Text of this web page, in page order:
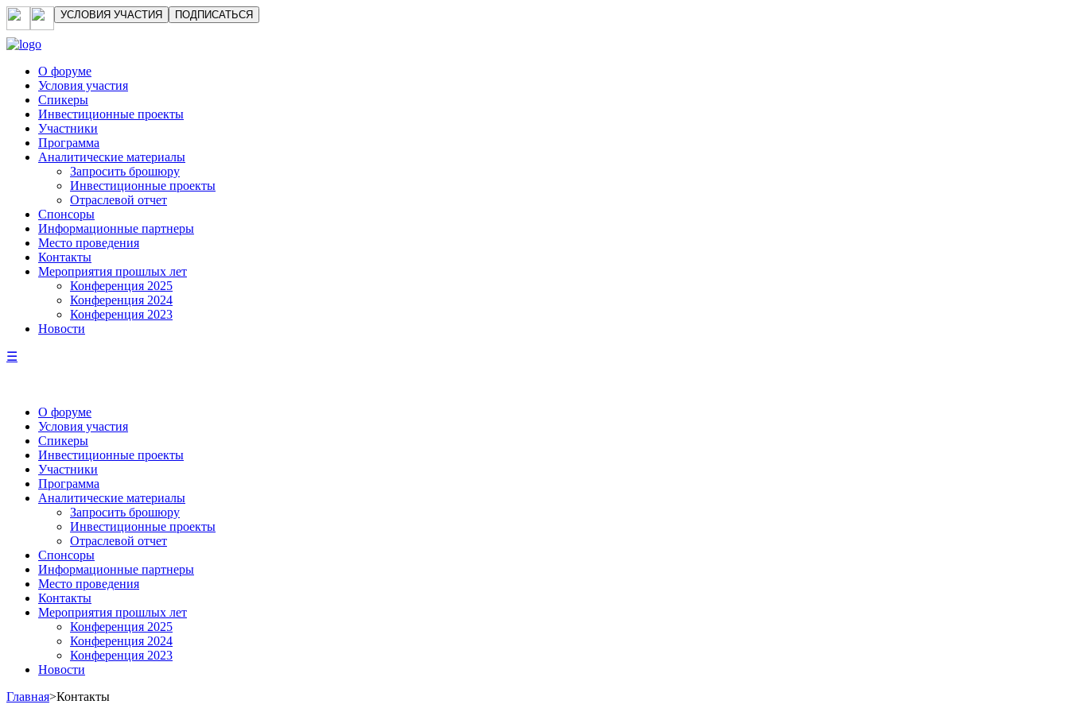
УСЛОВИЯ УЧАСТИЯ ПОДПИСАТЬСЯ
О форуме
Условия участия
Спикеры
Инвестиционные проекты
Участники
Программа
Аналитические материалы
Запросить брошюру
Инвестиционные проекты
Отраслевой отчет
Спонсоры
Информационные партнеры
Место проведения
Контакты
Мероприятия прошлых лет
Конференция 2025
Конференция 2024
Конференция 2023
Новости
☰
О форуме
Условия участия
Спикеры
Инвестиционные проекты
Участники
Программа
Аналитические материалы
Запросить брошюру
Инвестиционные проекты
Отраслевой отчет
Спонсоры
Информационные партнеры
Место проведения
Контакты
Мероприятия прошлых лет
Конференция 2025
Конференция 2024
Конференция 2023
Новости
Главная>Контакты